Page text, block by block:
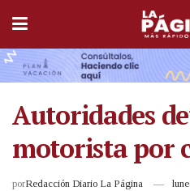
Autoridades
motorista por
porRedacción Diario La Página